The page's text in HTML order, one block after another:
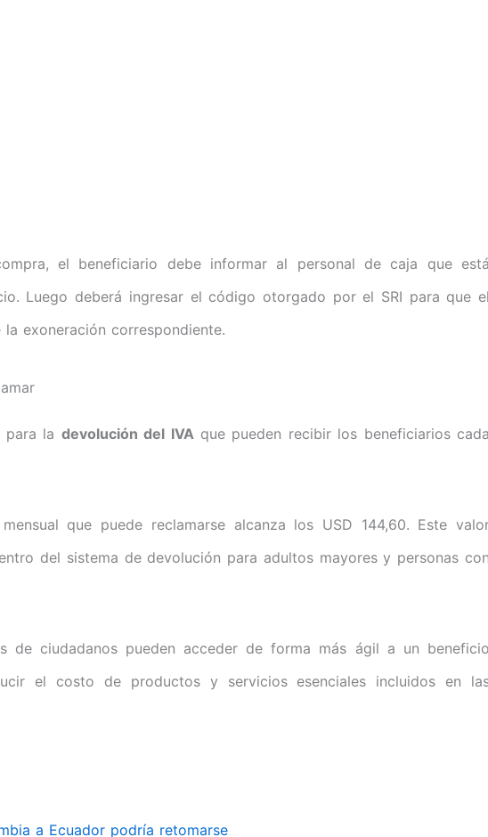
el beneficiario debe informar al personal de caja que está
Luego deberá ingresar el código otorgado por el SRI para que el
exoneración correspondiente.
para la devolución del IVA que pueden recibir los beneficiarios cada
que puede reclamarse alcanza los USD 144,60. Este
del sistema de devolución para adultos mayores y personas con
de ciudadanos pueden acceder de forma más ágil a un beneficio
el costo de productos y servicios esenciales incluidos en
a Ecuador podría retomarse